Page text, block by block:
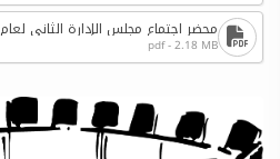
محضر اجتماع مجلس الإدارة الثاني لعام 2026م
pdf - 2.18 MB